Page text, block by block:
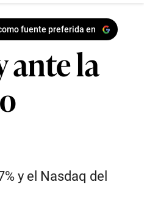
fuente preferida en
ante la
y el Nasdaq del